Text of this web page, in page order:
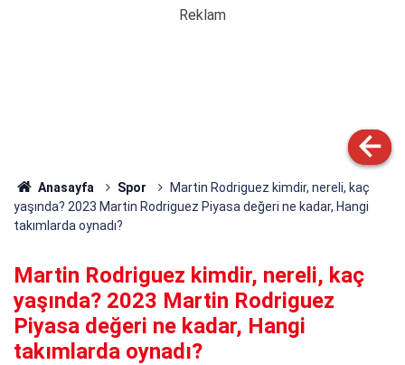
Anasayfa Spor
Martin Rodriguez kimdir, nereli, kaç
yaşında? 2023 Martin Rodriguez Piyasa değeri ne kadar, Hangi
takımlarda oynadı?
Martin Rodriguez kimdir, nereli, kaç
yaşında? 2023 Martin Rodriguez
Piyasa değeri ne kadar, Hangi
takımlarda oynadı?